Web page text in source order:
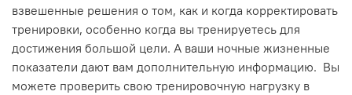
взвешенные решения о том, как и когда корректировать
тренировки, особенно когда вы тренируетесь для
достижения большой цели. А ваши ночные жизненные
показатели дают вам дополнительную информацию. Вы
можете проверить свою тренировочную нагрузку в